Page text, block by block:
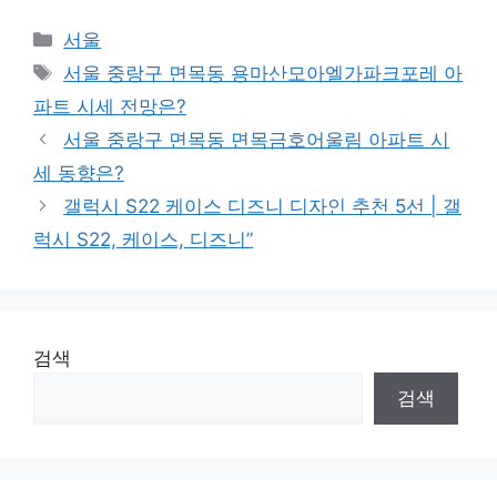
Categories
서울
Tags
서울 중랑구 면목동 용마산모아엘가파크포레 아
파트 시세 전망은?
서울 중랑구 면목동 면목금호어울림 아파트 시
세 동향은?
갤럭시 S22 케이스 디즈니 디자인 추천 5선 | 갤
럭시 S22, 케이스, 디즈니”
검색
검색